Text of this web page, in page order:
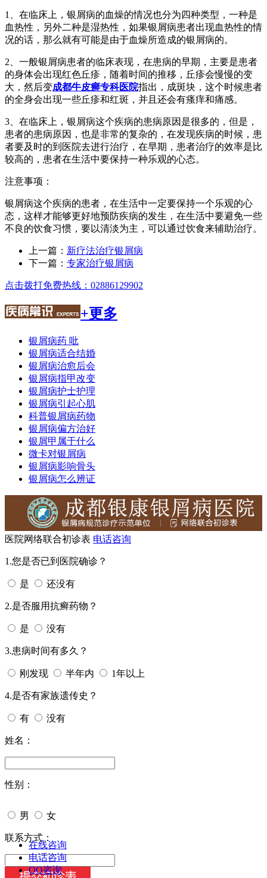
1、在临床上，银屑病的血燥的情况也分为四种类型，一种是
血热性，另外二种是湿热性，如果银屑病患者出现血热性的情
况的话，那么就有可能是由于血燥所造成的银屑病的。
2、一般银屑病患者的临床表现，在患病的早期，主要是患者
的身体会出现红色丘疹，随着时间的推移，丘疹会慢慢的变
大，然后变成都牛皮癣专科医院指出，成斑块，这个时候患者
的全身会出现一些丘疹和红斑，并且还会有瘙痒和痛感。
3、在临床上，银屑病这个疾病的患病原因是很多的，但是，
患者的患病原因，也是非常的复杂的，在发现疾病的时候，患
者要及时的到医院去进行治疗，在早期，患者治疗的效率是比
较高的，患者在生活中要保持一种乐观的心态。
注意事项：
银屑病这个疾病的患者，在生活中一定要保持一个乐观的心
态，这样才能够更好地预防疾病的发生，在生活中要避免一些
不良的饮食习惯，要以清淡为主，可以通过饮食来辅助治疗。
上一篇： 新疗法治疗银屑病
下一篇： 专家治疗银屑病
点击拨打免费热线：02886129902
+更多
银屑病药 吡
银屑病适合结婚
银屑病治愈后会
银屑病指甲改变
银屑病护士护理
银屑病引起心肌
科普银屑病药物
银屑病偏方治好
银屑甲属于什么
微卡对银屑病
银屑病影响骨头
银屑病怎么辨证
医院网络联合初诊表 电话咨询
1.您是否已到医院确诊？
是 还没有
2.是否服用抗癣药物？
是 没有
3.患病时间有多久？
刚发现 半年内 1年以上
4.是否有家族遗传史？
有 没有
姓名：
性别：
男 女
今天日期：
联系方式：
在线咨询
电话咨询
QQ咨询